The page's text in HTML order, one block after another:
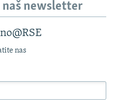
newsletter
nas